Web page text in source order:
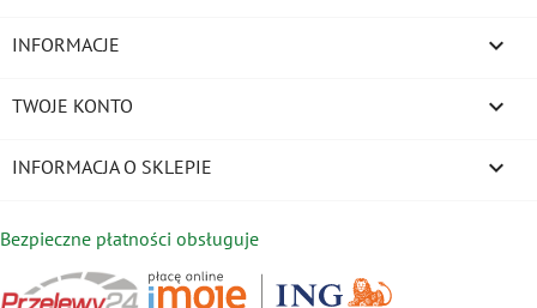
INFORMACJE 
TWOJE KONTO 
INFORMACJA O SKLEPIE keyboard_arrow_down
Bezpieczne płatności obsługuje